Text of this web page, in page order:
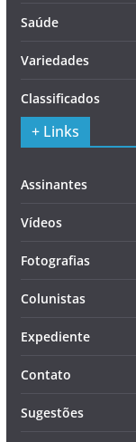
Saúde
Variedades
Classificados
+ Links
Assinantes
Vídeos
Fotografias
Colunistas
Expediente
Contato
Sugestões